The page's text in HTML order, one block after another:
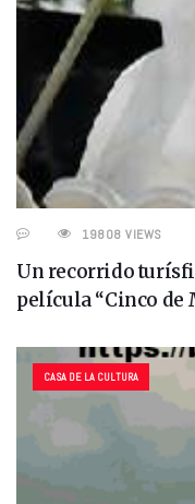
19808 VIEWS
Un recorrido
película “Cinco de
CASA DE LA CULTURA